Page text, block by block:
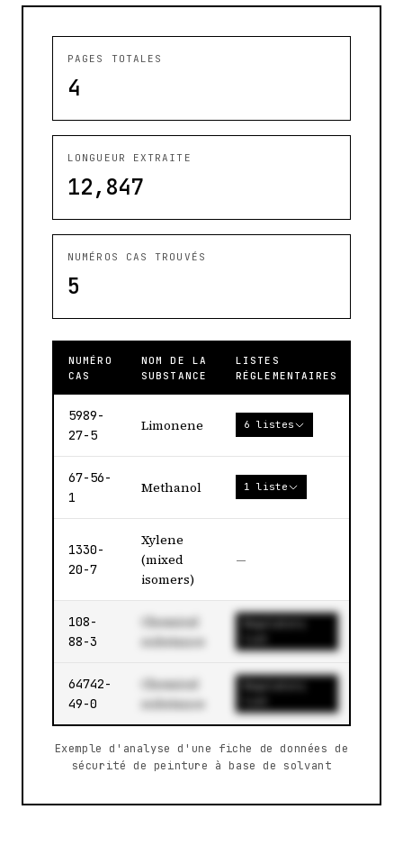
PAGES TOTALES
4
LONGUEUR EXTRAITE
12,847
NUMÉROS CAS TROUVÉS
5
NUMÉRO
CAS
NOM DE LA
SUBSTANCE
LISTES
RÉGLEMENTAIRES
5989-
27-5
Limonene 6 listes
67-56-
1
Methanol 1 liste
1330-
20-7
Xylene
(mixed
isomers)
—
108-
88-3
Chemical
substance
64742-
49-0
Chemical
substance
Exemple d'analyse d'une fiche de données de
sécurité de peinture à base de solvant